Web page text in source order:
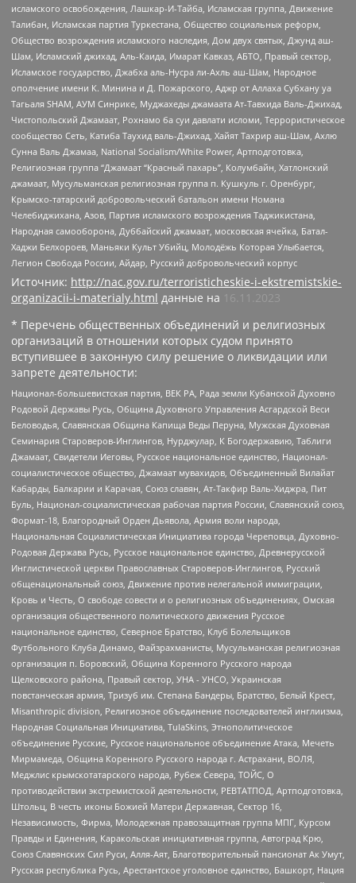
исламского освобождения, Лашкар-И-Тайба, Исламская группа, Движение
Талибан, Исламская партия Туркестана, Общество социальных реформ,
Общество возрождения исламского наследия, Дом двух святых, Джунд аш-
Шам, Исламский джихад, Аль-Каида, Имарат Кавказ, АБТО, Правый сектор,
Исламское государство, Джабха аль-Нусра ли-Ахль аш-Шам, Народное
ополчение имени К. Минина и Д. Пожарского, Аджр от Аллаха Субхану уа
Тагьаля SHAM, АУМ Синрике, Муджахеды джамаата Ат-Тавхида Валь-Джихад,
Чистопольский Джамаат, Рохнамо ба суи давлати исломи, Террористическое
сообщество Сеть, Катиба Таухид валь-Джихад, Хайят Тахрир аш-Шам, Ахлю
Сунна Валь Джамаа, National Socialism/White Power, Артподготовка,
Религиозная группа “Джамаат “Красный пахарь”, Колумбайн, Хатлонский
джамаат, Мусульманская религиозная группа п. Кушкуль г. Оренбург,
Крымско-татарский добровольческий батальон имени Номана
Челебиджихана, Азов, Партия исламского возрождения Таджикистана,
Народная самооборона, Дуббайский джамаат, московская ячейка, Батал-
Хаджи Белхороев, Маньяки Культ Убийц, Молодёжь Которая Улыбается,
Легион Свобода России, Айдар, Русский добровольческий корпус
Источник: http://nac.gov.ru/terroristicheskie-i-ekstremistskie-
organizacii-i-materialy.html данные на
16.11.2023
* Перечень общественных объединений и религиозных
организаций в отношении которых судом принято
вступившее в законную силу решение о ликвидации или
запрете деятельности:
Национал-большевистская партия, ВЕК РА, Рада земли Кубанской Духовно
Родовой Державы Русь, Община Духовного Управления Асгардской Веси
Беловодья, Славянская Община Капища Веды Перуна, Мужская Духовная
Семинария Староверов-Инглингов, Нурджулар, К Богодержавию, Таблиги
Джамаат, Свидетели Иеговы, Русское национальное единство, Национал-
социалистическое общество, Джамаат мувахидов, Объединенный Вилайат
Кабарды, Балкарии и Карачая, Союз славян, Ат-Такфир Валь-Хиджра, Пит
Буль, Национал-социалистическая рабочая партия России, Славянский союз,
Формат-18, Благородный Орден Дьявола, Армия воли народа,
Национальная Социалистическая Инициатива города Череповца, Духовно-
Родовая Держава Русь, Русское национальное единство, Древнерусской
Инглистической церкви Православных Староверов-Инглингов, Русский
общенациональный союз, Движение против нелегальной иммиграции,
Кровь и Честь, О свободе совести и о религиозных объединениях, Омская
организация общественного политического движения Русское
национальное единство, Северное Братство, Клуб Болельщиков
Футбольного Клуба Динамо, Файзрахманисты, Мусульманская религиозная
организация п. Боровский, Община Коренного Русского народа
Щелковского района, Правый сектор, УНА - УНСО, Украинская
повстанческая армия, Тризуб им. Степана Бандеры, Братство, Белый Крест,
Misanthropic division, Религиозное объединение последователей инглиизма,
Народная Социальная Инициатива, TulaSkins, Этнополитическое
объединение Русские, Русское национальное объединение Атака, Мечеть
Мирмамеда, Община Коренного Русского народа г. Астрахани, ВОЛЯ,
Меджлис крымскотатарского народа, Рубеж Севера, ТОЙС, О
противодействии экстремистской деятельности, РЕВТАТПОД, Артподготовка,
Штольц, В честь иконы Божией Матери Державная, Сектор 16,
Независимость, Фирма, Молодежная правозащитная группа МПГ, Курсом
Правды и Единения, Каракольская инициативная группа, Автоград Крю,
Союз Славянских Сил Руси, Алля-Аят, Благотворительный пансионат Ак Умут,
Русская республика Русь, Арестантское уголовное единство, Башкорт, Нация